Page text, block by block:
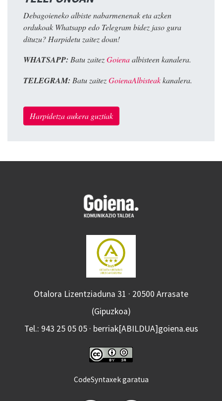
Debagoieneko albiste nabarmenenak eta azken
ordukoak Whatsapp edo Telegram bidez jaso gura
dituzu? Harpidetu zaitez doan!
WHATSAPP: Batu zaitezGoienaalbisteen kanalera.
TELEGRAM: Batu zaitezGoienaAlbisteakkanalera.
Harpidetza aukera guztiak
Otalora Lizentziaduna 31 · 20500 Arrasate
(Gipuzkoa)
Tel.: 943 25 05 05 · berriak[ABILDUA]goiena.eus
CodeSyntaxek garatua